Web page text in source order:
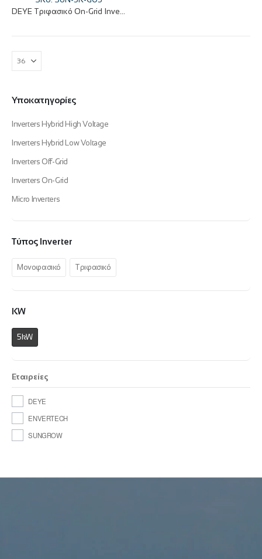
Υποκατηγορίες
Inverters Hybrid High Voltage
Inverters Hybrid Low Voltage
Inverters Off-Grid
Inverters On-Grid
Micro Inverters
Τύπος Inverter
Μονοφασικό Τριφασικό
KW
5kW
Εταιρείες
DEYE
ENVERTECH
SUNGROW